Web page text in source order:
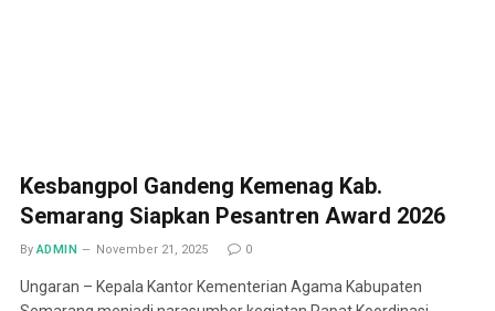
Kesbangpol Gandeng Kemenag Kab.
Semarang Siapkan Pesantren Award 2026
By ADMIN November 21, 2025 0
Ungaran – Kepala Kantor Kementerian Agama Kabupaten